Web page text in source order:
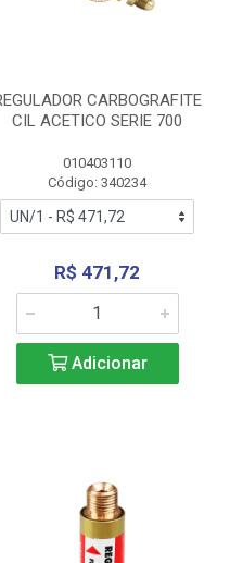
CARBOGRAFITE
CIL ACETICO SERIE 700
010403110
Código: 340234
R$ 471,72
Adicionar